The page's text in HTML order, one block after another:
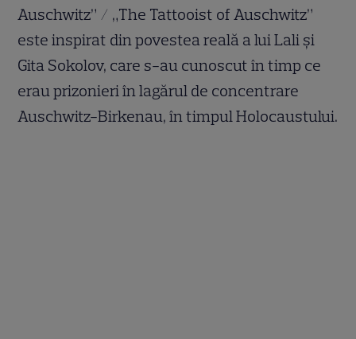
Auschwitz” / „The Tattooist of Auschwitz”
este inspirat din povestea reală a lui Lali și
Gita Sokolov, care s-au cunoscut în timp ce
erau prizonieri în lagărul de concentrare
Auschwitz-Birkenau, în timpul Holocaustului.